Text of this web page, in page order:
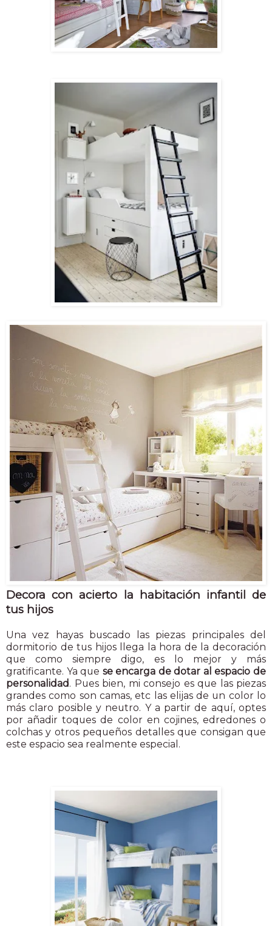
Decora con acierto la habitación infantil de
tus hijos
Una vez hayas buscado las piezas principales del
dormitorio de tus hijos llega la hora de la decoración
que como siempre digo, es lo mejor y más
gratificante. Ya que se encarga de dotar al espacio de
personalidad. Pues bien, mi consejo es que las piezas
grandes como son camas, etc las elijas de un color lo
más claro posible y neutro. Y a partir de aquí, optes
por añadir toques de color en cojines, edredones o
colchas y otros pequeños detalles que consigan que
este espacio sea realmente especial.